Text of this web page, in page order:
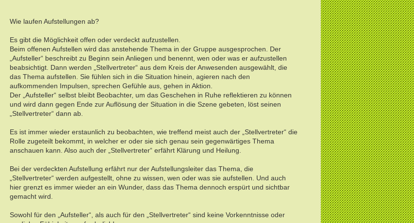
Wie laufen Aufstellungen ab?
Es gibt die Möglichkeit offen oder verdeckt aufzustellen.
Beim offenen Aufstellen wird das anstehende Thema in der Gruppe ausgesprochen. Der
„Aufsteller“ beschreibt zu Beginn sein Anliegen und benennt, wen oder was er aufzustellen
beabsichtigt. Dann werden „Stellvertreter“ aus dem Kreis der Anwesenden ausgewählt, die
das Thema aufstellen. Sie fühlen sich in die Situation hinein, agieren nach den
aufkommenden Impulsen, sprechen Gefühle aus, gehen in Aktion.
Der „Aufsteller“ selbst bleibt Beobachter, um das Geschehen in Ruhe reflektieren zu können
und wird dann gegen Ende zur Auflösung der Situation in die Szene gebeten, löst seinen
„Stellvertreter“ dann ab.
Es ist immer wieder erstaunlich zu beobachten, wie treffend meist auch der „Stellvertreter“ die
Rolle zugeteilt bekommt, in welcher er oder sie sich genau sein gegenwärtiges Thema
anschauen kann. Also auch der „Stellvertreter“ erfährt Klärung und Heilung.
Bei der verdeckten Aufstellung erfährt nur der Aufstellungsleiter das Thema, die
„Stellvertreter“ werden aufgestellt, ohne zu wissen, wen oder was sie aufstellen. Und auch
hier grenzt es immer wieder an ein Wunder, dass das Thema dennoch erspürt und sichtbar
gemacht wird.
Sowohl für den „Aufsteller“, als auch für den „Stellvertreter“ sind keine Vorkenntnisse oder